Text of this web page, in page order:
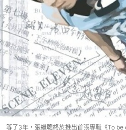
等了3年，張繼聰終於推出首張專輯《To be